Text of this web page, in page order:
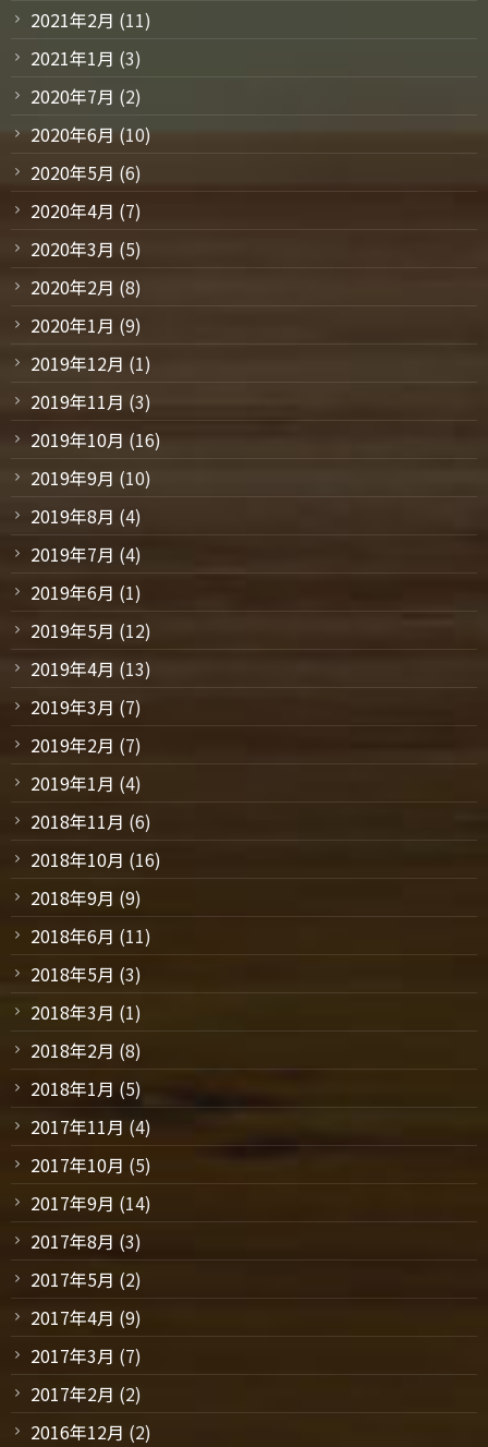
2021年2月 (11)
2021年1月 (3)
2020年7月 (2)
2020年6月 (10)
2020年5月 (6)
2020年4月 (7)
2020年3月 (5)
2020年2月 (8)
2020年1月 (9)
2019年12月 (1)
2019年11月 (3)
2019年10月 (16)
2019年9月 (10)
2019年8月 (4)
2019年7月 (4)
2019年6月 (1)
2019年5月 (12)
2019年4月 (13)
2019年3月 (7)
2019年2月 (7)
2019年1月 (4)
2018年11月 (6)
2018年10月 (16)
2018年9月 (9)
2018年6月 (11)
2018年5月 (3)
2018年3月 (1)
2018年2月 (8)
2018年1月 (5)
2017年11月 (4)
2017年10月 (5)
2017年9月 (14)
2017年8月 (3)
2017年5月 (2)
2017年4月 (9)
2017年3月 (7)
2017年2月 (2)
2016年12月 (2)